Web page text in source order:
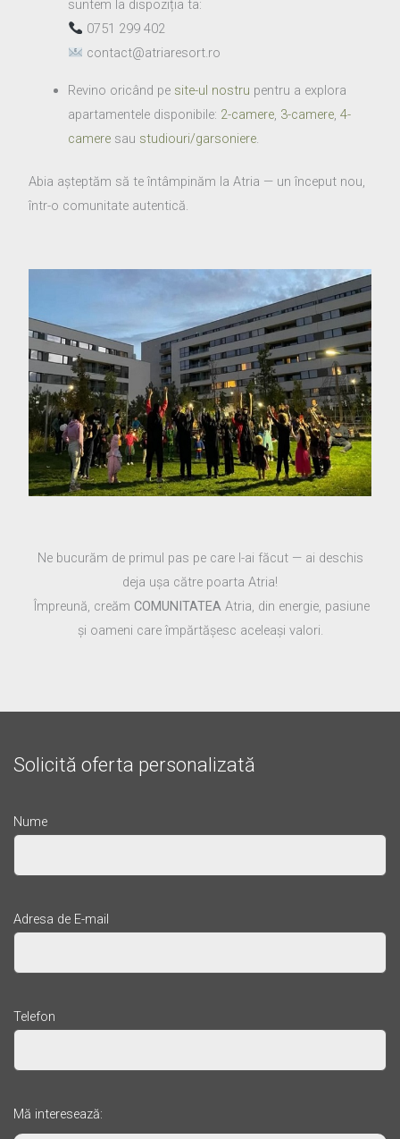
suntem la dispoziția ta:
0751 299 402
contact@atriaresort.ro
Revino oricând pe site-ul nostru pentru a explora
apartamentele disponibile: 2-camere 3-camere ,4-
camere sau studiouri/garsoniere
Abia aşteptăm să te întâmpinăm la Atria — un început nou,
într-o comunitate autentică.
Ne bucurăm de primul pas pe care l-ai făcut — ai deschis
deja ușa către poarta Atria!
Împreună, creăm COMUNITATEA Atria, din energie, pasiune
şi oameni care împărtășesc aceleași valori.
Solicită oferta personalizată
Nume
Adresa de E-mail
Telefon
Mă interesează: